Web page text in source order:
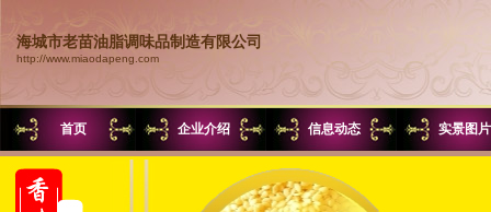
海城市老苗油脂调味品制造有限公司
http://www.miaodapeng.com
首页 企业介绍 信息动态 实景图片